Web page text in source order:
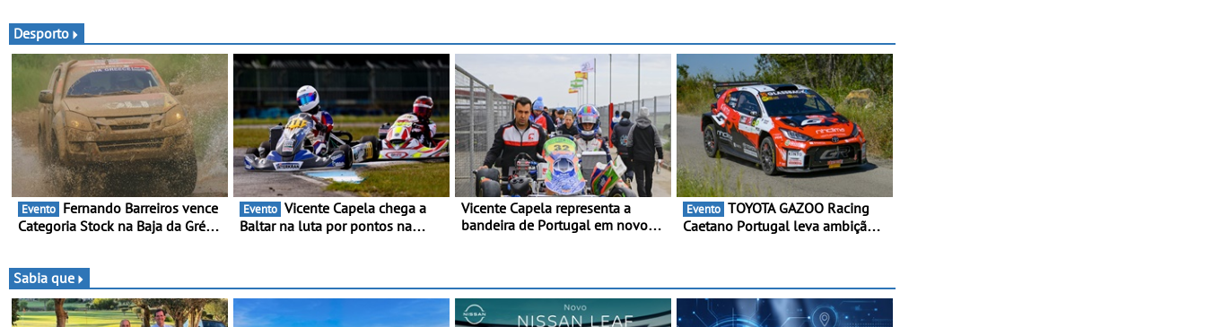
Martin Valkyrie que competem
em Le Mans
(prazos de entrega reduzidos em
30%)
allroad
Desporto
Evento
Categoria Stock na Baja da Grécia
Evento
Baltar na luta por pontos na
de regressar ao pódio
Vicente Capela representa a
bandeira de Portugal em novo
de Kart, em Teruel
Evento
Caetano Portugal leva ambição
Sabia que